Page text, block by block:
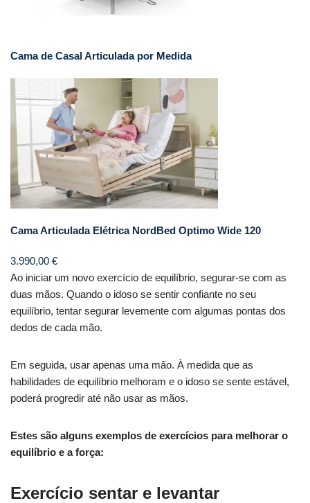
Cama de Casal Articulada por Medida
Cama Articulada Elétrica NordBed Optimo Wide 120
3.990,00 €
Ao iniciar um novo exercício de equilíbrio, segurar-se com as
duas mãos. Quando o idoso se sentir confiante no seu
equilíbrio, tentar segurar levemente com algumas pontas dos
dedos de cada mão.
Em seguida, usar apenas uma mão. À medida que as
habilidades de equilíbrio melhoram e o idoso se sente estável,
poderá progredir até não usar as mãos.
Estes são alguns exemplos de exercícios para melhorar o
equilíbrio e a força:
Exercício sentar e levantar